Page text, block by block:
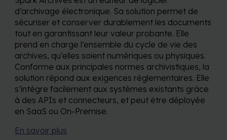
d’archivage électronique. Sa solution permet de
sécuriser et conserver durablement les documents
tout en garantissant leur valeur probante. Elle
prend en charge l’ensemble du cycle de vie des
archives, qu’elles soient numériques ou physiques.
Conforme aux principales normes archivistiques, la
solution répond aux exigences réglementaires. Elle
s’intègre facilement aux systèmes existants grâce
à des APIs et connecteurs, et peut être déployée
en SaaS ou On-Premise.
En savoir plus